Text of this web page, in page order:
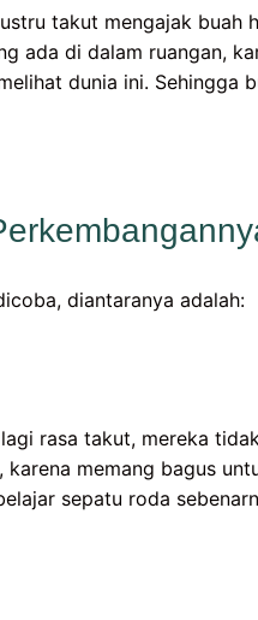
takut mengajak buah
ada di dalam ruangan,
dunia ini. Sehingga
diantaranya adalah:
rasa takut, mereka
memang bagus
sepatu roda